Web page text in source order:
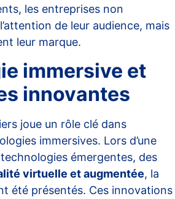
les entreprises non
de leur audience, mais
leur marque.
immersive et
innovantes
joue un rôle clé dans
immersives. Lors d’une
émergentes, des
virtuelle et augmentée, la
été présentés. Ces innovations